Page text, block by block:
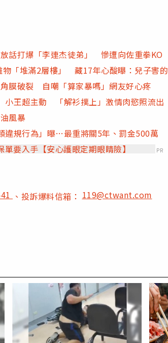
話打爆「李連杰徒弟」 慘遭向佐重拳KO
物「堆滿2層樓」 藏17年心酸曝：兒子害的
角膜破裂 自嘲「算家暴嗎」網友好心疼
小王超主動 「解衫撲上」激情肉慾照流出
風暴
規行為」曝…最重將關5年、罰金500萬
要入手【安心護眼定期眼睛險】
PR
、投訴爆料信箱：119@ctwant.com
PR